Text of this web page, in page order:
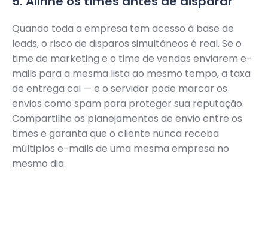
Quando toda a empresa tem acesso à base de
leads, o risco de disparos simultâneos é real. Se o
time de marketing e o time de vendas enviarem e-
mails para a mesma lista ao mesmo tempo, a taxa
de entrega cai — e o servidor pode marcar os
envios como spam para proteger sua reputação.
Compartilhe os planejamentos de envio entre os
times e garanta que o cliente nunca receba
múltiplos e-mails de uma mesma empresa no
mesmo dia.